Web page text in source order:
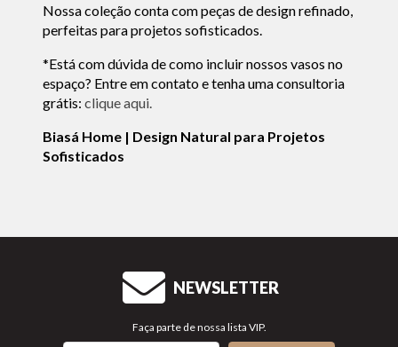
Nossa coleção conta com peças de design refinado,
perfeitas para projetos sofisticados.
*Está com dúvida de como incluir nossos vasos no
espaço? Entre em contato e tenha uma consultoria
grátis: clique aqui.
Biasá Home | Design Natural para Projetos
Sofisticados
NEWSLETTER
Faça parte de nossa lista VIP.